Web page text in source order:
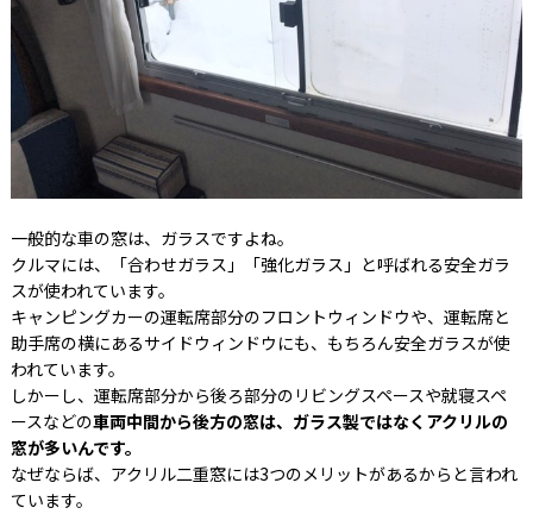
一般的な車の窓は、ガラスですよね。
クルマには、「合わせガラス」「強化ガラス」と呼ばれる安全ガラ
スが使われています。
キャンピングカーの運転席部分のフロントウィンドウや、運転席と
助手席の横にあるサイドウィンドウにも、もちろん安全ガラスが使
われています。
しかーし、運転席部分から後ろ部分のリビングスペースや就寝スペ
ースなどの車両中間から後方の窓は、ガラス製ではなくアクリルの
窓が多いんです。
なぜならば、アクリル二重窓には3つのメリットがあるからと言われ
ています。